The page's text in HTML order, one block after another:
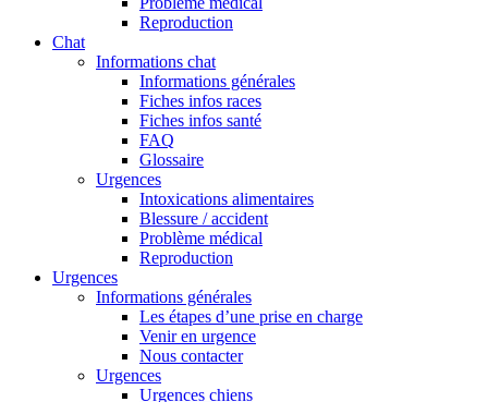
Reproduction
Chat
Informations chat
Informations générales
Fiches infos races
Fiches infos santé
FAQ
Glossaire
Urgences
Intoxications alimentaires
Blessure / accident
Problème médical
Reproduction
Urgences
Informations générales
Les étapes d’une prise en charge
Venir en urgence
Nous contacter
Urgences
Urgences chiens